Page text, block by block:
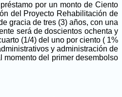
por un monto de Ciento
del Proyecto Rehabilitación de
gracia de tres (3) años, con una
será de doscientos ochenta y
(1/4) del uno por ciento ( 1%
y administración de
momento del primer desembolso